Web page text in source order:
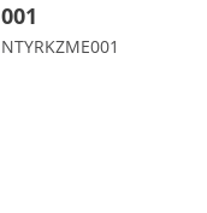
001
NTYRKZME001